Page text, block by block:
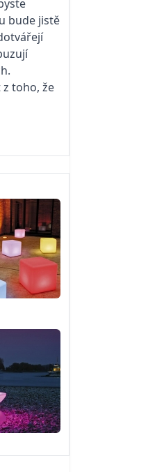
bude jistě
toho, že